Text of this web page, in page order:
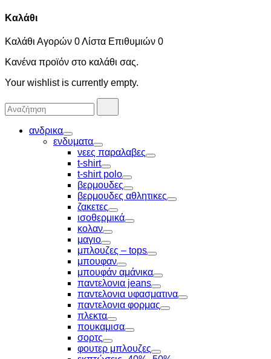
Καλάθι
Καλάθι Αγορών 0Λίστα Επιθυμιών 0
Κανένα προϊόν στο καλάθι σας.
Your wishlist is currently empty.
Αναζήτησα
για:
ανδρικα
Toggle
ενδυματα
Toggle
νεες παραλαβες
Toggle
t-shirt
Toggle
t-shirt polo
Toggle
βερμουδες
Toggle
βερμουδες αθλητικες
Toggle
ζακετες
Toggle
ισοθερμικά
Toggle
κολαν
Toggle
μαγιο
Toggle
μπλουζες – tops
Toggle
μπουφαν
Toggle
μπουφάν αμάνικα
Toggle
παντελονια jeans
Toggle
παντελονια υφασματινα
Toggle
παντελονια φορμας
Toggle
πλεκτα
Toggle
πουκαμισα
Toggle
σορτς
Toggle
φουτερ μπλουζες
Toggle